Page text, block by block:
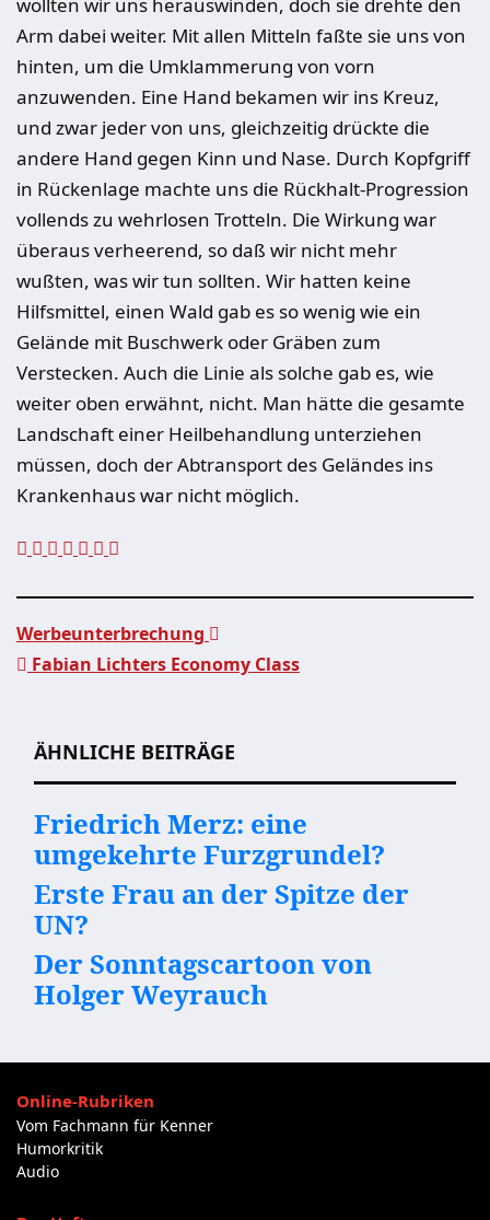
Arm dabei weiter. Mit allen Mitteln faßte sie uns von
hinten, um die Umklammerung von vorn
anzuwenden. Eine Hand bekamen wir ins Kreuz,
und zwar jeder von uns, gleichzeitig drückte die
andere Hand gegen Kinn und Nase. Durch Kopfgriff
in Rückenlage machte uns die Rückhalt-Progression
vollends zu wehrlosen Trotteln. Die Wirkung war
überaus verheerend, so daß wir nicht mehr
wußten, was wir tun sollten. Wir hatten keine
Hilfsmittel, einen Wald gab es so wenig wie ein
Gelände mit Buschwerk oder Gräben zum
Verstecken. Auch die Linie als solche gab es, wie
weiter oben erwähnt, nicht. Man hätte die gesamte
Landschaft einer Heilbehandlung unterziehen
müssen, doch der Abtransport des Geländes ins
Krankenhaus war nicht möglich.
Werbeunterbrechung
Fabian Lichters Economy Class
ÄHNLICHE BEITRÄGE
Friedrich Merz: eine
umgekehrte Furzgrundel?
Erste Frau an der Spitze der
UN?
Der Sonntagscartoon von
Holger Weyrauch
Online-Rubriken
Vom Fachmann für Kenner
Humorkritik
Audio